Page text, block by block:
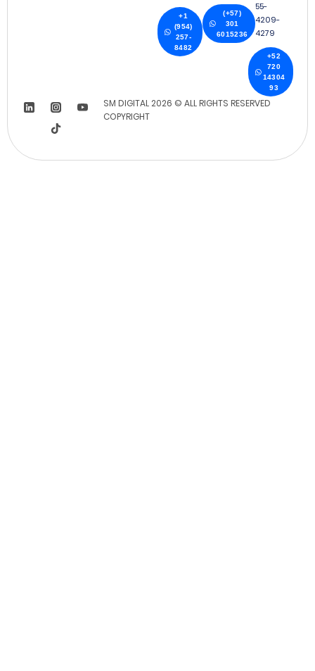
+1
(954)
257-
8482
(+57)
301
6015236
+52
720
14304
93
55-
4209-
4279
SM DIGITAL 2026 © ALL RIGHTS RESERVED
COPYRIGHT